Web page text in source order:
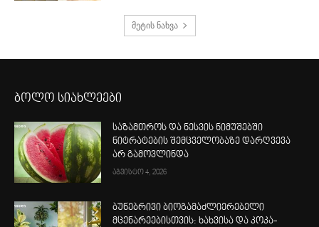
მეტის ნახვა
ბოლო სიახლეები
საზამთროს და ნესვის ნიმუშებში
ნიტრატების შემცველობაზე დარღვევა
არ გამოვლინდა
აგვისტო 4, 2026
ბუნებრივი ბიოგამაძლიერებელი
მცენარეებისთვის: ხახვისა და კოკა-